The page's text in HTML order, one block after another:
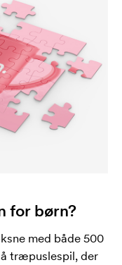
for børn?
med både 500
træpuslespil, der